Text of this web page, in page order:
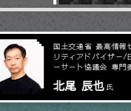
国土交通省 最高情報セキュ
リティアドバイザー/日本シ
ーサート協議会 専門委員
北尾 辰也 氏